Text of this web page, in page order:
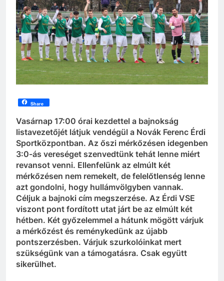
Share
Vasárnap 17:00 órai kezdettel a bajnokság
listavezetőjét látjuk vendégül a Novák Ferenc Érdi
Sportközpontban. Az őszi mérkőzésen idegenben
3:0-ás vereséget szenvedtünk tehát lenne miért
revansot venni. Ellenfelünk az elmúlt két
mérkőzésen nem remekelt, de felelőtlenség lenne
azt gondolni, hogy hullámvölgyben vannak.
Céljuk a bajnoki cím megszerzése. Az Érdi VSE
viszont pont fordított utat járt be az elmúlt két
hétben. Két győzelemmel a hátunk mögött várjuk
a mérkőzést és reménykedünk az újabb
pontszerzésben. Várjuk szurkolóinkat mert
szükségünk van a támogatásra. Csak együtt
sikerülhet.